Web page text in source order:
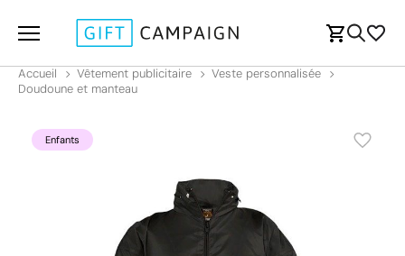
Accueil Vêtement publicitaire
Veste personnalisée
Doudoune et manteau
Enfants